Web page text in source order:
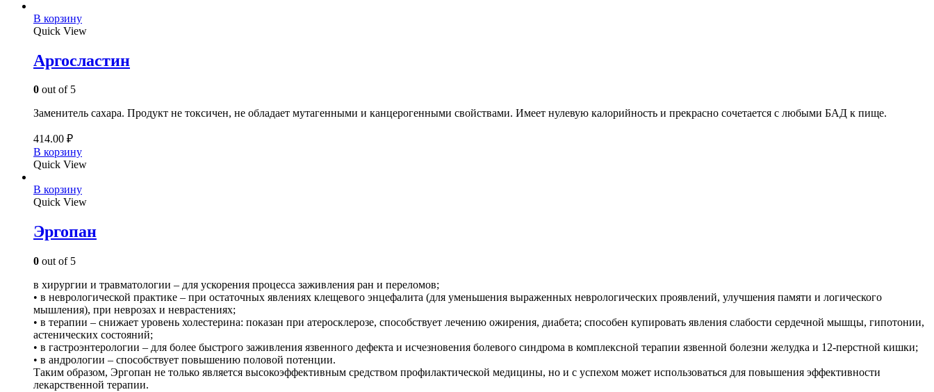
В корзину
Quick View
Аргосластин
0 out of 5
Заменитель сахара. Продукт не токсичен, не обладает мутагенными и канцерогенными свойствами. Имеет нулевую калорийность и прекрасно сочетается с любыми БАД к пище.
414.00 ₽
В корзину
Quick View
В корзину
Quick View
Эргопан
0 out of 5
в хирургии и травматологии – для ускорения процесса заживления ран и переломов;
• в неврологической практике – при остаточных явлениях клещевого энцефалита (для уменьшения выраженных неврологических проявлений, улучшения памяти и логического
мышления), при неврозах и неврастениях;
• в терапии – снижает уровень холестерина: показан при атеросклерозе, способствует лечению ожирения, диабета; способен купировать явления слабости сердечной мышцы, гипотонии,
астенических состояний;
• в гастроэнтерологии – для более быстрого заживления язвенного дефекта и исчезновения болевого синдрома в комплексной терапии язвенной болезни желудка и 12-перстной кишки;
• в андрологии – способствует повышению половой потенции.
Таким образом, Эргопан не только является высокоэффективным средством профилактической медицины, но и с успехом может использоваться для повышения эффективности
лекарственной терапии.